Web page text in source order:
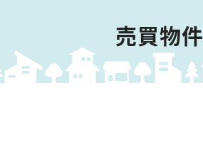
売買物件